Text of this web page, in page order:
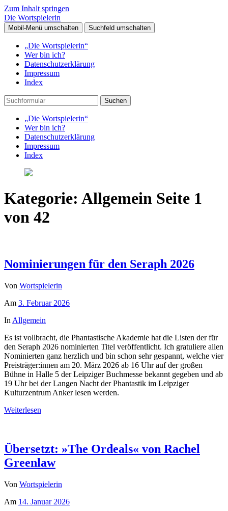
Zum Inhalt springen
Die Wortspielerin
Mobil-Menü umschalten Suchfeld umschalten
„Die Wortspielerin“
Wer bin ich?
Datenschutzerklärung
Impressum
Index
Suchen
„Die Wortspielerin“
Wer bin ich?
Datenschutzerklärung
Impressum
Index
Kategorie: Allgemein Seite 1
von 42
Nominierungen für den Seraph 2026
Von Wortspielerin
Am 3. Februar 2026
In Allgemein
Es ist vollbracht, die Phantastische Akademie hat die Listen der für
den Seraph 2026 nominierten Titel veröffentlicht. Ich gratuliere allen
Nominierten ganz herzlich und bin schon sehr gespannt, welche vier
Preisträger:innen am 20. März 2026 ab 16 Uhr auf der großen
Bühne in Halle 5 der Leipziger Buchmesse bekannt gegeben und ab
19 Uhr bei der Langen Nacht der Phantastik im Leipziger
Kulturzentrum Anker lesen werden.
Weiterlesen
Übersetzt: »The Ordeals« von Rachel
Greenlaw
Von Wortspielerin
Am 14. Januar 2026